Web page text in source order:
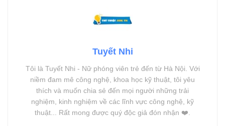
Tuyết Nhi
Tôi là Tuyết Nhi - Nữ phóng viên trẻ đến từ Hà Nội. Với
niềm đam mê công nghệ, khoa học kỹ thuật, tôi yêu
thích và muốn chia sẻ đến mọi người những trải
nghiệm, kinh nghiệm về các lĩnh vực công nghệ, kỹ
thuật... Rất mong được quý độc giả đón nhận ❤️.